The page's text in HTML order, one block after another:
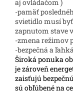
aj ovládačom )
-pamäť
svietidlo musí
zapnutom stave
-zmena režimov
-bezpečná a
Široká ponuka
je zároveň
zaisťujú
sú obľúbené na